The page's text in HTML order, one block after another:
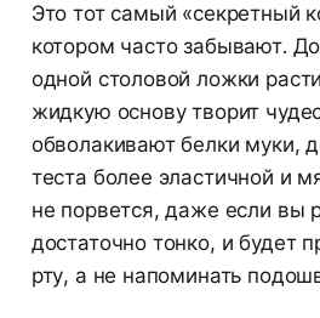
Это тот самый «секретный
котором часто забывают.
одной столовой ложки
жидкую основу творит
обволакивают белки муки,
теста более эластичной и
не порвется, даже если вы
достаточно тонко, и будет
рту, а не напоминать